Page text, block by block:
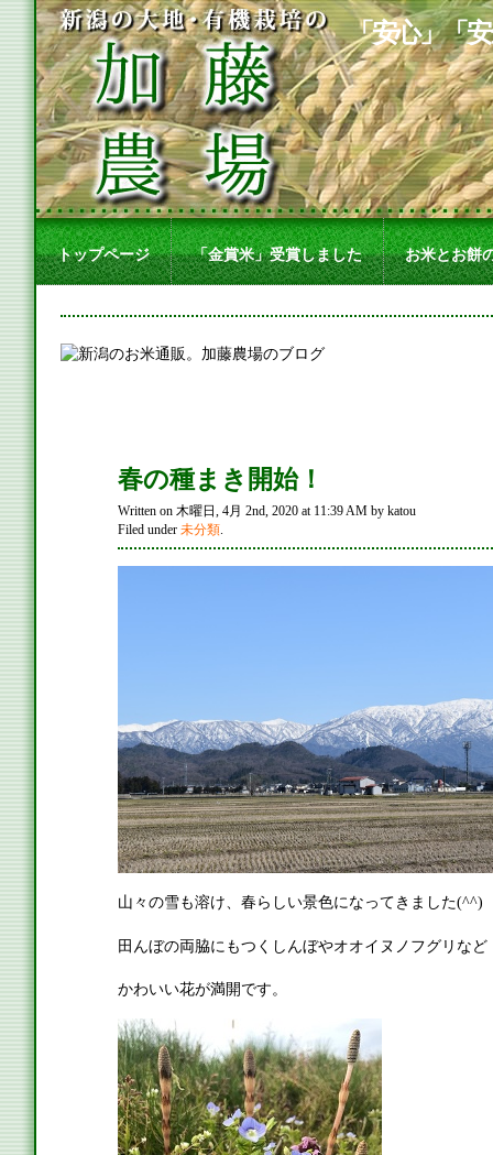
「安心」「
トップページ 「金賞米」受賞しました お米とお餅
春の種まき開始！
Written on 木曜日, 4月 2nd, 2020 at 11:39 AM by katou
Filed under 未分類.
山々の雪も溶け、春らしい景色になってきました(^^)
田んぼの両脇にもつくしんぼやオオイヌノフグリなど
かわいい花が満開です。